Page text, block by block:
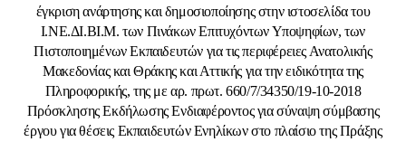
έγκριση ανάρτησης και δημοσιοποίησης στην ιστοσελίδα του
Ι.ΝΕ.ΔΙ.ΒΙ.Μ. των Πινάκων Επιτυχόντων Υποψηφίων, των
Πιστοποιημένων Εκπαιδευτών για τις περιφέρειες Ανατολικής
Μακεδονίας και Θράκης και Αττικής για την ειδικότητα της
Πληροφορικής, της με αρ. πρωτ. 660/7/34350/19-10-2018
Πρόσκλησης Εκδήλωσης Ενδιαφέροντος για σύναψη σύμβασης
έργου για θέσεις Εκπαιδευτών Ενηλίκων στο πλαίσιο της Πράξης